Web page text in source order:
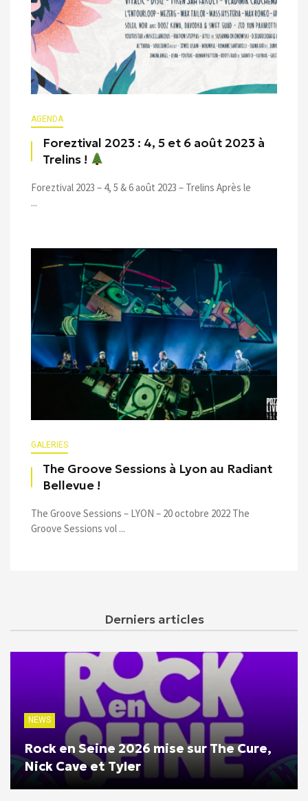
AGENDA
Foreztival 2023 : 4, 5 et 6 août 2023 à
Trelins !
Foreztival 2023 – 4, 5 & 6 août 2023 – Trelins Après le
...
GALERIES
The Groove Sessions à Lyon au Radiant
Bellevue !
The Groove Sessions – LYON – 20 octobre 2022 The
Groove Sessions vol ...
Derniers articles
NEWS
Rock en Seine 2026 mise sur The Cure,
Nick Cave et Tyler